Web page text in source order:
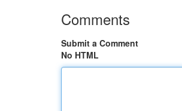
Comments
Submit a Comment
No HTML